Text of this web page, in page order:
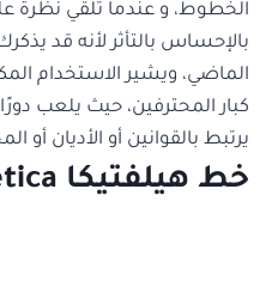
الخطوط، و عندما تلقي نظرة
بالإحساس بالتأثر لأنه قد
الماضي، ويشير الاستخدام
كبار المحترفين، حيث يلعب
يرتبط بالقوانين أو الأديان أو
خط هيلفتيكا Helvetica